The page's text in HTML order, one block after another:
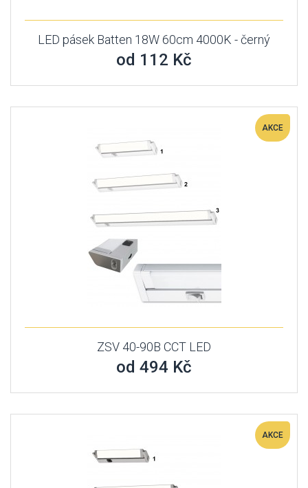
LED pásek Batten 18W 60cm 4000K - černý
od 112 Kč
AKCE
ZSV 40-90B CCT LED
od 494 Kč
AKCE